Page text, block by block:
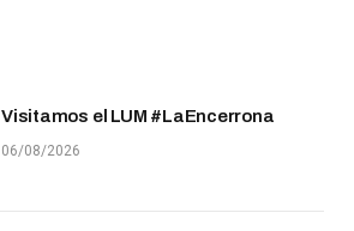
Visitamos el LUM #LaEncerrona
06/08/2026